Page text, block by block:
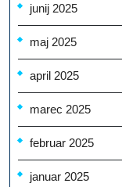
junij 2025
maj 2025
april 2025
marec 2025
februar 2025
januar 2025